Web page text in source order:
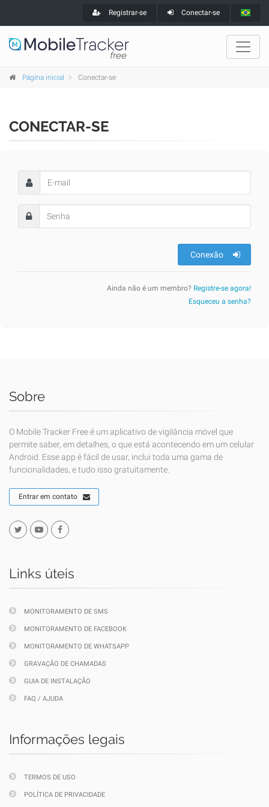
Registrar-se Conectar-se
Página inicial Conectar-se
CONECTAR-SE
Conexão
Ainda não é um membro? Registre-se agora!
Esqueceu a senha?
Sobre
O Mobile Tracker Free é um aplicativo de vigilância móvel que
permite saber, em detalhes, o que está acontecendo em um celular
Android. Esse app é fácil de usar, inclui toda uma gama de
funcionalidades, e tudo isso gratuitamente.
Entrar em contato
Links úteis
MONITORAMENTO DE SMS
MONITORAMENTO DE FACEBOOK
MONITORAMENTO DE WHATSAPP
GRAVAÇÃO DE CHAMADAS
GUIA DE INSTALAÇÃO
FAQ / AJUDA
Informações legais
TERMOS DE USO
POLÍTICA DE PRIVACIDADE